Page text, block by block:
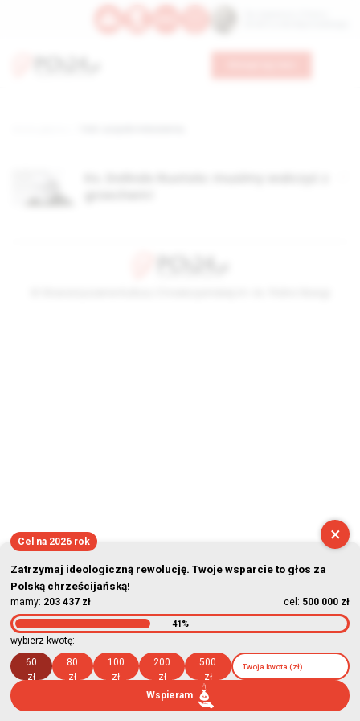
×
Cel na 2026 rok
Zatrzymaj ideologiczną rewolucję. Twoje wsparcie to głos za
Polską chrześcijańską!
mamy: 203 437 zł cel: 500 000 zł
41%
wybierz kwotę:
60
zł
80
zł
100
zł
200
zł
500
zł
Wspieram